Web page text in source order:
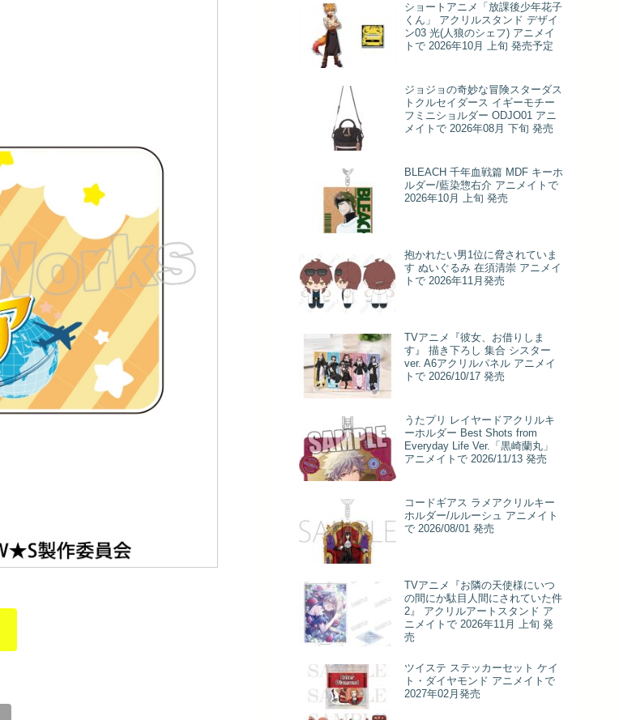
ショートアニメ「放課後少年花子
くん」 アクリルスタンド デザイ
ン03 光(人狼のシェフ) アニメイ
トで 2026年10月 上旬 発売予定
ジョジョの奇妙な冒険スターダス
トクルセイダース イギーモチー
フミニショルダー ODJO01 アニ
メイトで 2026年08月 下旬 発売
BLEACH 千年血戦篇 MDF キーホ
ルダー/藍染惣右介 アニメイトで
2026年10月 上旬 発売
抱かれたい男1位に脅されていま
す ぬいぐるみ 在須清崇 アニメイ
トで 2026年11月発売
TVアニメ『彼女、お借りしま
す』 描き下ろし 集合 シスター
ver. A6アクリルパネル アニメイ
トで 2026/10/17 発売
うたプリ レイヤードアクリルキ
ーホルダー Best Shots from
Everyday Life Ver.「黒崎蘭丸」
アニメイトで 2026/11/13 発売
コードギアス ラメアクリルキー
ホルダー/ルルーシュ アニメイト
で 2026/08/01 発売
TVアニメ『お隣の天使様にいつ
の間にか駄目人間にされていた件
2』 アクリルアートスタンド ア
ニメイトで 2026年11月 上旬 発
売
ツイステ ステッカーセット ケイ
ト・ダイヤモンド アニメイトで
2027年02月発売